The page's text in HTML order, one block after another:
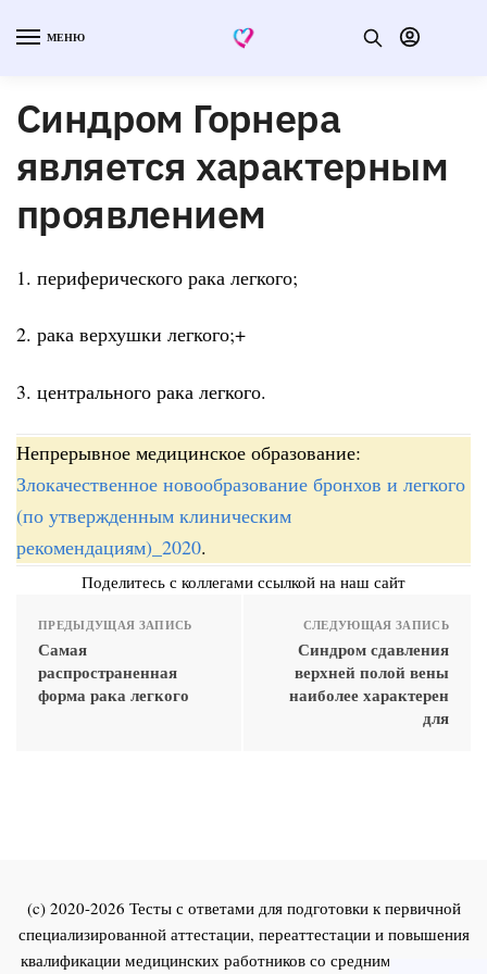
МЕНЮ
Синдром Горнера
является характерным
проявлением
1. периферического рака легкого;
2. рака верхушки легкого;+
3. центрального рака легкого.
Непрерывное медицинское образование:
Злокачественное новообразование бронхов и легкого
(по утвержденным клиническим
рекомендациям)_2020.
Поделитесь с коллегами ссылкой на наш сайт
ПРЕДЫДУЩАЯ ЗАПИСЬ
Самая
распространенная
форма рака легкого
СЛЕДУЮЩАЯ ЗАПИСЬ
Синдром сдавления
верхней полой вены
наиболее характерен
для
(c) 2020-2026 Тесты с ответами для подготовки к первичной
специализированной аттестации, переаттестации и повышения
квалификации медицинских работников со средним и высшим